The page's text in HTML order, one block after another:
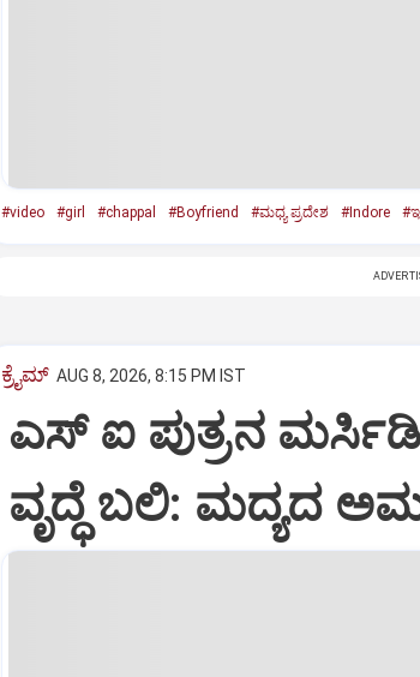
#video #girl #chappal #Boyfriend #ಮಧ್ಯ ಪ್ರದೇಶ #Indore
ಕ್ರೈಮ್ AUG 8, 2026, 8:15 PM IST
ಎಸ್ ಐ ಪುತ್ರನ
ವೃದ್ಧೆ ಬಲಿ: ಮದ್ಯದ